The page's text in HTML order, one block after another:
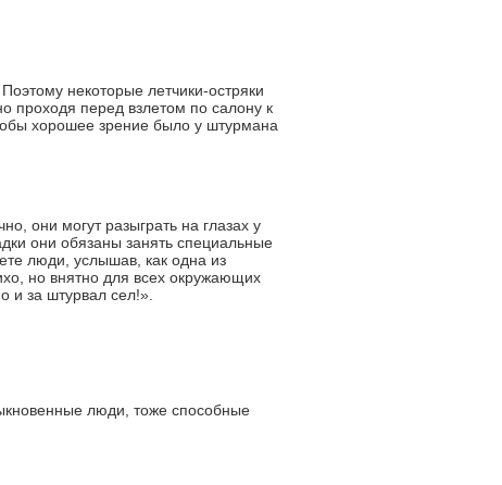
некоторые летчики-остряки
проходя перед взлетом по салону к
хорошее зрение было у штурмана
они могут разыграть на глазах у
они обязаны занять специальные
люди, услышав, как одна из
но внятно для всех окружающих
и за штурвал сел!».
люди, тоже способные